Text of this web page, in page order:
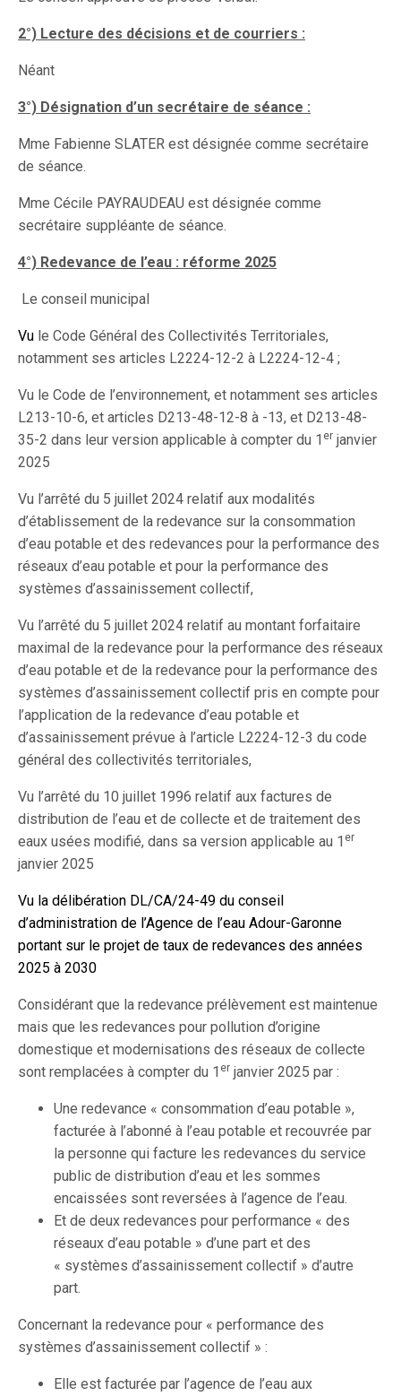
2°) Lecture des décisions et de courriers :
Néant
3°) Désignation d’un secrétaire de séance :
Mme Fabienne SLATER est désignée comme secrétaire
de séance.
Mme Cécile PAYRAUDEAU est désignée comme
secrétaire suppléante de séance.
4°) Redevance de l’eau : réforme 2025
Le conseil municipal
Vu le Code Général des Collectivités Territoriales,
notamment ses articles L2224-12-2 à L2224-12-4 ;
Vu le Code de l’environnement, et notamment ses articles
L213-10-6, et articles D213-48-12-8 à -13, et D213-48-
35-2 dans leur version applicable à compter du 1 er janvier
2025
Vu l’arrêté du 5 juillet 2024 relatif aux modalités
d’établissement de la redevance sur la consommation
d’eau potable et des redevances pour la performance des
réseaux d’eau potable et pour la performance des
systèmes d’assainissement collectif,
Vu l’arrêté du 5 juillet 2024 relatif au montant forfaitaire
maximal de la redevance pour la performance des réseaux
d’eau potable et de la redevance pour la performance des
systèmes d’assainissement collectif pris en compte pour
l’application de la redevance d’eau potable et
d’assainissement prévue à l’article L2224-12-3 du code
général des collectivités territoriales,
Vu l’arrêté du 10 juillet 1996 relatif aux factures de
distribution de l’eau et de collecte et de traitement des
eaux usées modifié, dans sa version applicable au 1 er
janvier 2025
Vu la délibération DL/CA/24-49 du conseil
d’administration de l’Agence de l’eau Adour-Garonne
portant sur le projet de taux de redevances des années
2025 à 2030
Considérant que la redevance prélèvement est maintenue
mais que les redevances pour pollution d’origine
domestique et modernisations des réseaux de collecte
sont remplacées à compter du 1 er janvier 2025 par :
Une redevance « consommation d’eau potable »,
facturée à l’abonné à l’eau potable et recouvrée par
la personne qui facture les redevances du service
public de distribution d’eau et les sommes
encaissées sont reversées à l’agence de l’eau.
Et de deux redevances pour performance « des
réseaux d’eau potable » d’une part et des
« systèmes d’assainissement collectif » d’autre
part.
Concernant la redevance pour « performance des
systèmes d’assainissement collectif » :
Elle est facturée par l’agence de l’eau aux